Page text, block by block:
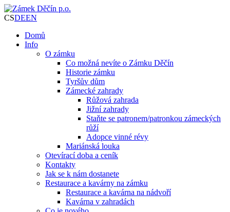
CSDEEN
Domů
Info
O zámku
Co možná nevíte o Zámku Děčín
Historie zámku
Tyršův dům
Zámecké zahrady
Růžová zahrada
Jižní zahrady
Staňte se patronem/patronkou zámeckých
růží
Adopce vinné révy
Mariánská louka
Otevírací doba a ceník
Kontakty
Jak se k nám dostanete
Restaurace a kavárny na zámku
Restaurace a kavárna na nádvoří
Kavárna v zahradách